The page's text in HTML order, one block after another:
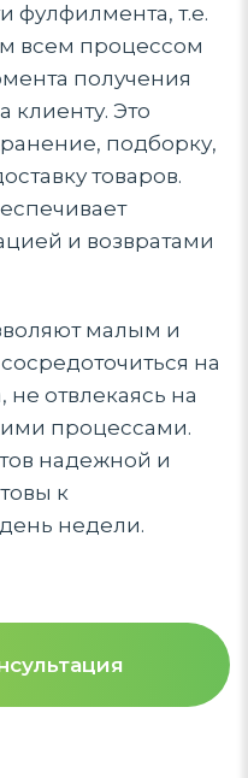
фулфилмента, т.е.
всем процессом
получения
клиенту. Это
подборку,
товаров.
и возвратами
малым и
на
не отвлекаясь на
процессами.
надежной и
к
недели.